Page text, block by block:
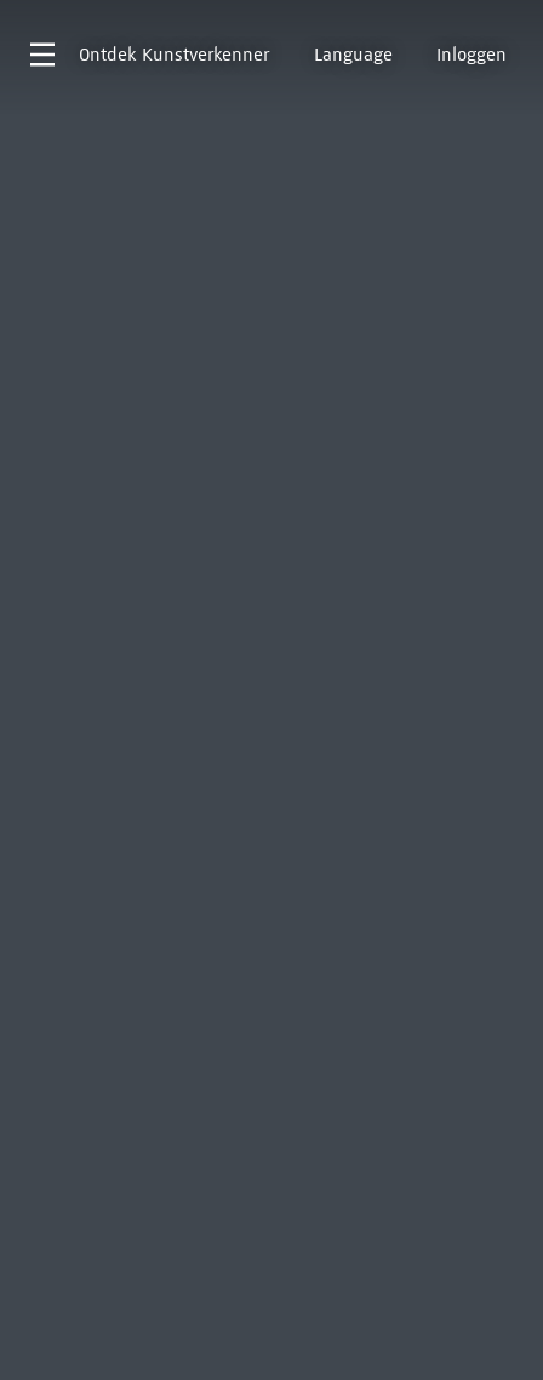
Ontdek Kunstverkenner Language Inloggen